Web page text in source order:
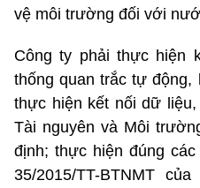
vệ môi trường đối với
Công ty phải thực hiện
thống quan trắc tự
thực hiện kết nối dữ
Tài nguyên và Môi
định; thực hiện đúng
35/2015/TT-BTNMT